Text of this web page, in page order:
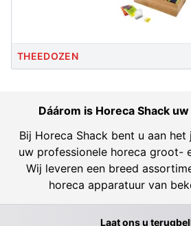
THEEDOZEN
Dáárom is Horeca Shack
Bij Horeca Shack bent u aan
uw professionele horeca groot-
Wij leveren een breed
horeca apparatuur van
Laat ons u